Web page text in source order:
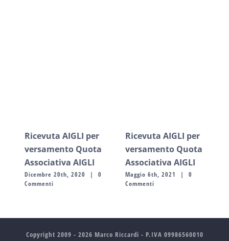
Ricevuta AIGLI per
versamento Quota
Associativa AIGLI
Dicembre 20th, 2020 |
0
Commenti
Ricevuta AIGLI per
versamento Quota
Associativa AIGLI
Maggio 6th, 2021 |
0
Commenti
Copyright 2009 - 2026 Marco Riccardi - P.IVA 09986560010